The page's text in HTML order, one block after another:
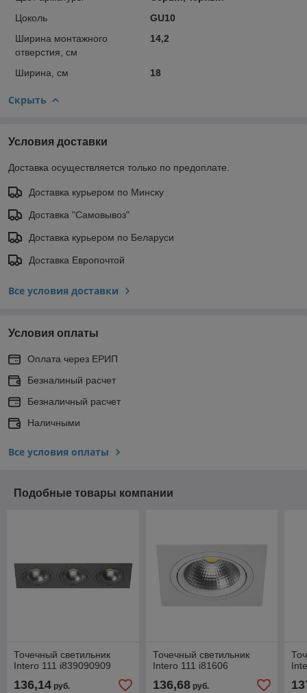
Цоколь
GU10
Ширина монтажного
отверстия, см
14,2
Ширина, см 18
Скрыть
Условия доставки
Доставка осуществляется только по предоплате.
Доставка курьером по Минску
Доставка "Самовывоз"
Доставка курьером по Беларуси
Доставка Европочтой
Все условия доставки
Условия оплаты
Оплата через ЕРИП
Безналиный расчет
Безналичный расчет
Наличными
Все условия оплаты
Подобные товары компании
Точечный светильник
Intero 111 i839090909
136,14 руб.
Точечный светильник
Intero 111 i81606
136,68руб.